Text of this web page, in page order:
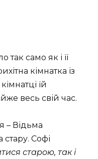
так само як і її
кімнатка із
їй
весь свій час.
– Відьма
Софі
старою, так і